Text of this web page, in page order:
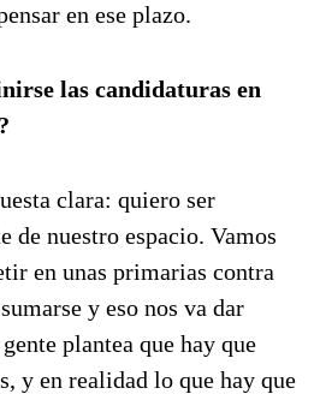
en ese plazo.
las candidaturas en
clara: quiero ser
de nuestro espacio. Vamos
en unas primarias contra
y eso nos va dar
plantea que hay que
y en realidad lo que hay que